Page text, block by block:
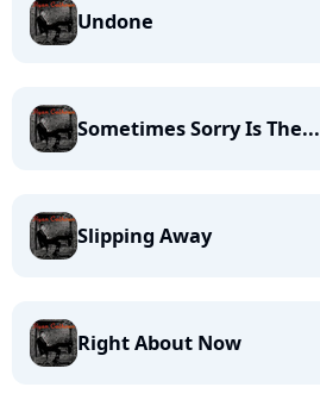
Undone
Sometimes Sorry Is The...
Slipping Away
Right About Now